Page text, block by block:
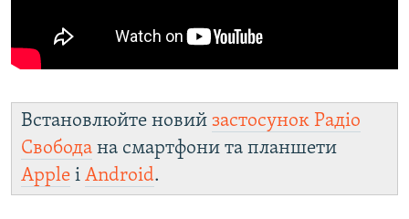
Встановлюйте новий застосунок Радіо
Свобода на смартфони та планшети
Apple і Android.